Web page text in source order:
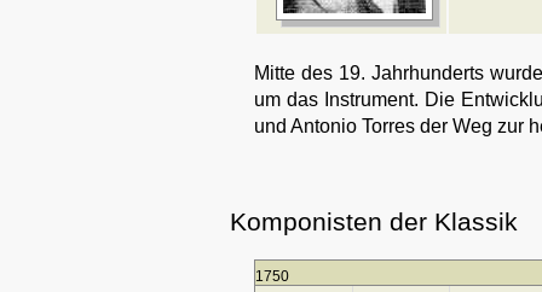
Mitte des 19. Jahrhunderts
um das Instrument. Die
und Antonio Torres der Weg zur
Komponisten der Klassik
1750